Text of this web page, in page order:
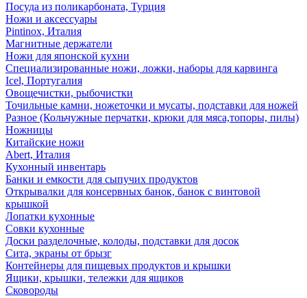
Посуда из поликарбоната, Турция
Ножи и аксессуары
Pintinox, Италия
Магнитные держатели
Ножи для японской кухни
Специализированные ножи, ложки, наборы для карвинга
Icel, Португалия
Овощечистки, рыбочистки
Точильные камни, ножеточки и мусаты, подставки для ножей
Разное (Кольчужные перчатки, крюки для мяса,топоры, пилы)
Ножницы
Китайские ножи
Abert, Италия
Кухонный инвентарь
Банки и емкости для сыпучих продуктов
Открывалки для консервных банок, банок с винтовой
крышкой
Лопатки кухонные
Совки кухонные
Доски разделочные, колоды, подставки для досок
Сита, экраны от брызг
Контейнеры для пищевых продуктов и крышки
Ящики, крышки, тележки для ящиков
Сковороды